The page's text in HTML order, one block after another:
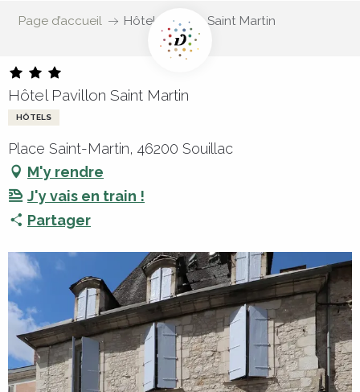
Page d’accueil Hôtel Pavillon Saint Martin
Hôtel Pavillon Saint Martin
HÔTELS
Place Saint-Martin, 46200 Souillac
M'y rendre
J'y vais en train !
Partager